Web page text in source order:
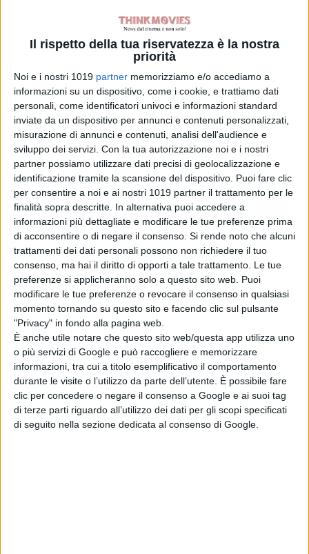
Il rispetto della tua riservatezza è la nostra
priorità
Noi e i nostri 1019 partner memorizziamo e/o accediamo a
informazioni su un dispositivo, come i cookie, e trattiamo dati
personali, come identificatori univoci e informazioni standard
inviate da un dispositivo per annunci e contenuti personalizzati,
misurazione di annunci e contenuti, analisi dell'audience e
sviluppo dei servizi. Con la tua autorizzazione noi e i nostri
partner possiamo utilizzare dati precisi di geolocalizzazione e
identificazione tramite la scansione del dispositivo. Puoi fare clic
per consentire a noi e ai nostri 1019 partner il trattamento per le
finalità sopra descritte. In alternativa puoi accedere a
informazioni più dettagliate e modificare le tue preferenze prima
di acconsentire o di negare il consenso. Si rende noto che alcuni
trattamenti dei dati personali possono non richiedere il tuo
consenso, ma hai il diritto di opporti a tale trattamento. Le tue
preferenze si applicheranno solo a questo sito web. Puoi
modificare le tue preferenze o revocare il consenso in qualsiasi
momento tornando su questo sito e facendo clic sul pulsante
"Privacy" in fondo alla pagina web.
È anche utile notare che questo sito web/questa app utilizza uno
o più servizi di Google e può raccogliere e memorizzare
informazioni, tra cui a titolo esemplificativo il comportamento
durante le visite o l’utilizzo da parte dell’utente. È possibile fare
clic per concedere o negare il consenso a Google e ai suoi tag
di terze parti riguardo all’utilizzo dei dati per gli scopi specificati
di seguito nella sezione dedicata al consenso di Google.
di Emanuela Giuliani
Primetime: il trailer
svela Robert
thriller su To
Catch a Predator
di Emanuela Giuliani
Il CEO di Warner
Bros. Discovery
esalta Superman:
Man of
Tomorrow:
“Immagini
fantastiche”
di Emanuela Giuliani
Coyote vs Acme:
poster del film al
cinema a
settembre
Hokum, debutto
da brividi al box
office: l’horror
con Adam Scott
conquista l’Italia
di La Redazione